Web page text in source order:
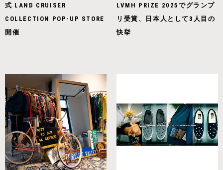
式 LAND CRUISER
COLLECTION POP-UP STORE
開催
LVMH PRIZE 2025でグランプ
リ受賞、日本人として3人目の
快挙